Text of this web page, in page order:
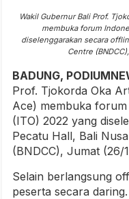
Wakil Gubernur Bali Prof.
membuka forum
diselenggarakan secara
Centre
BADUNG,
Prof. Tjokorda Oka
Ace) membuka
(ITO) 2022 yang
Pecatu Hall, Bali
(BNDCC), Jumat (26/
Selain berlangsung
peserta secara